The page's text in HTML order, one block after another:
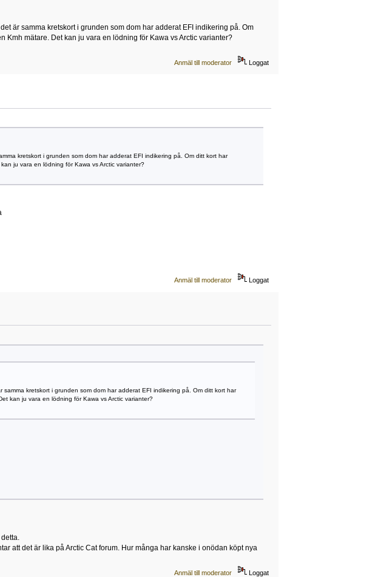
är samma kretskort i grunden som dom har adderat EFI indikering på. Om
mätare. Det kan ju vara en lödning för Kawa vs Arctic varianter?
Anmäl till moderator Loggat
kretskort i grunden som dom har adderat EFI indikering på. Om ditt kort har
ju vara en lödning för Kawa vs Arctic varianter?
Anmäl till moderator Loggat
kretskort i grunden som dom har adderat EFI indikering på. Om ditt kort har
kan ju vara en lödning för Kawa vs Arctic varianter?
att det är lika på Arctic Cat forum. Hur många har kanske i onödan köpt nya
Anmäl till moderator Loggat